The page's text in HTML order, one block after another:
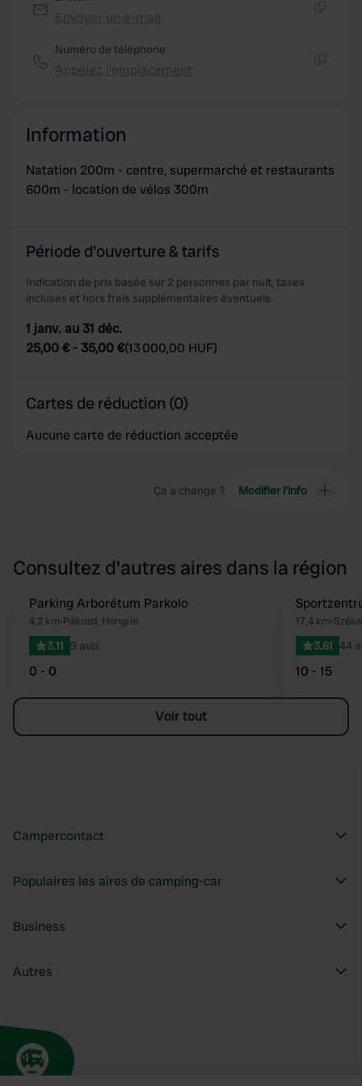
We use cookies to personalise content and ads, to
We also share information about your use of our site with
Numéro de téléphone
Information
Natation 200m - centre, supermarché et restaurants
600m - location de vélos 300m
Période d'ouverture & tarifs
Indication de prix basée sur 2 personnes par nuit, taxes
incluses et hors frais supplémentaires éventuels.
1 janv. au 31 déc.
25,00 € - 35,00 €(13 000,00 HUF)
Cartes de réduction (0)
Aucune carte de réduction acceptée
Ça a changé ? Modifier l’info
Consultez d'autres aires dans la région
Préféré
Parking Arborétum Parkolo
4,2 km•Pákozd, Hongrie
3.11 9 avis
0 - 0
17,4 km•
3.61 44
10 - 15
Voir tout
Campercontact
Populaires les aires de camping-car
Business
Autres